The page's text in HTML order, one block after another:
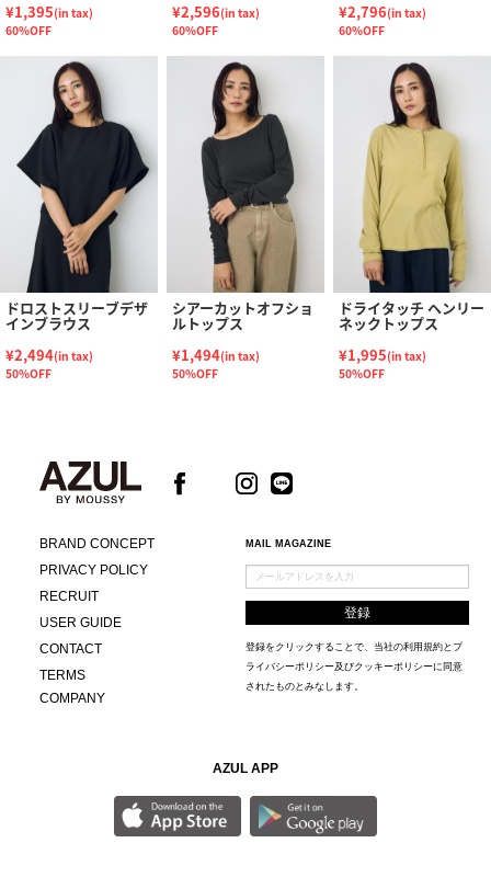
¥1,395(in tax)
60%OFF
¥2,596(in tax)
60%OFF
¥2,796(in tax)
60%OFF
ドロストスリーブデザ
インブラウス
¥2,494(in tax)
50%OFF
シアーカットオフショ
ルトップス
¥1,494(in tax)
50%OFF
ドライタッチ ヘンリー
ネックトップス
¥1,995(in tax)
50%OFF
BRAND CONCEPT
PRIVACY POLICY
RECRUIT
USER GUIDE
CONTACT
TERMS
COMPANY
MAIL MAGAZINE
登録をクリックすることで、当社の利用規約とプ
ライバシーポリシー及びクッキーポリシーに同意
されたものとみなします。
AZUL APP